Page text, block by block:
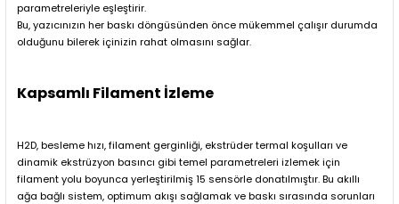
parametreleriyle eşleştirir.
Bu, yazıcınızın her baskı döngüsünden önce mükemmel çalışır durumda
olduğunu bilerek içinizin rahat olmasını sağlar.
Kapsamlı Filament İzleme
H2D, besleme hızı, filament gerginliği, ekstrüder termal koşulları ve
dinamik ekstrüzyon basıncı gibi temel parametreleri izlemek için
filament yolu boyunca yerleştirilmiş 15 sensörle donatılmıştır. Bu akıllı
ağa bağlı sistem, optimum akışı sağlamak ve baskı sırasında sorunları